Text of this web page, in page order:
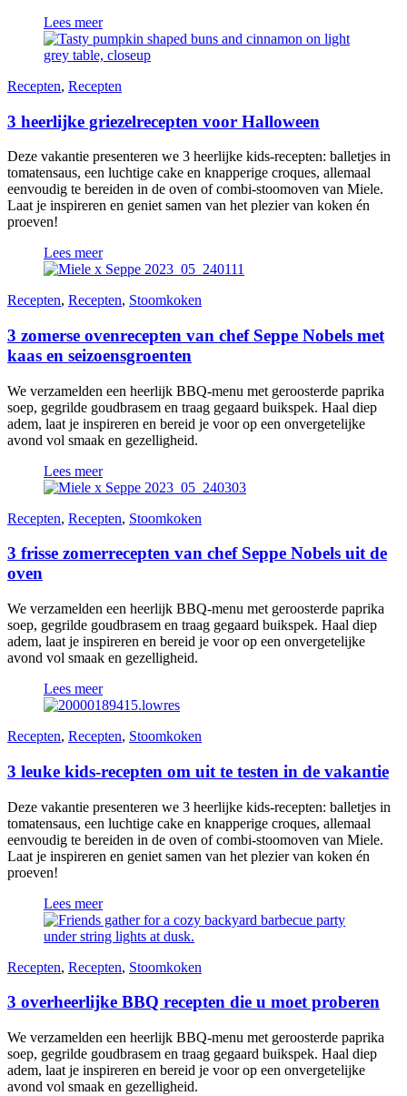
Lees meer
Recepten, Recepten
3 heerlijke griezelrecepten voor Halloween
Deze vakantie presenteren we 3 heerlijke kids-recepten: balletjes in
tomatensaus, een luchtige cake en knapperige croques, allemaal
eenvoudig te bereiden in de oven of combi-stoomoven van Miele.
Laat je inspireren en geniet samen van het plezier van koken én
proeven!
Lees meer
Recepten, Recepten, Stoomkoken
3 zomerse ovenrecepten van chef Seppe Nobels met
kaas en seizoensgroenten
We verzamelden een heerlijk BBQ-menu met geroosterde paprika
soep, gegrilde goudbrasem en traag gegaard buikspek. Haal diep
adem, laat je inspireren en bereid je voor op een onvergetelijke
avond vol smaak en gezelligheid.
Lees meer
Recepten, Recepten, Stoomkoken
3 frisse zomerrecepten van chef Seppe Nobels uit de
oven
We verzamelden een heerlijk BBQ-menu met geroosterde paprika
soep, gegrilde goudbrasem en traag gegaard buikspek. Haal diep
adem, laat je inspireren en bereid je voor op een onvergetelijke
avond vol smaak en gezelligheid.
Lees meer
Recepten, Recepten, Stoomkoken
3 leuke kids-recepten om uit te testen in de vakantie
Deze vakantie presenteren we 3 heerlijke kids-recepten: balletjes in
tomatensaus, een luchtige cake en knapperige croques, allemaal
eenvoudig te bereiden in de oven of combi-stoomoven van Miele.
Laat je inspireren en geniet samen van het plezier van koken én
proeven!
Lees meer
Recepten, Recepten, Stoomkoken
3 overheerlijke BBQ recepten die u moet proberen
We verzamelden een heerlijk BBQ-menu met geroosterde paprika
soep, gegrilde goudbrasem en traag gegaard buikspek. Haal diep
adem, laat je inspireren en bereid je voor op een onvergetelijke
avond vol smaak en gezelligheid.